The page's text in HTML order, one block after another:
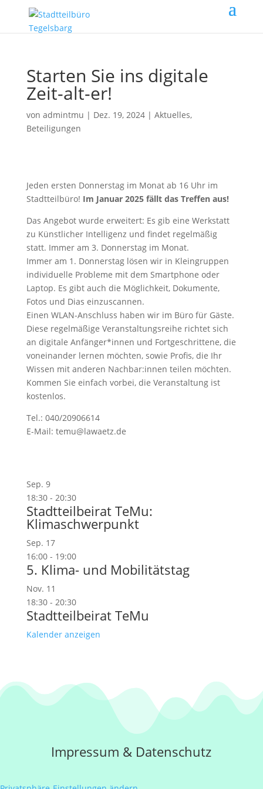
Starten Sie ins digitale
Zeit-alt-er!
von admintmu | Dez. 19, 2024| Aktuelles,
Beteiligungen
Jeden ersten Donnerstag im Monat ab 16 Uhr im
Stadtteilbüro! Im Januar 2025 fällt das Treffen aus!
Das Angebot wurde erweitert: Es gib eine Werkstatt
zu Künstlicher Intelligenz und findet regelmäßig
statt. Immer am 3. Donnerstag im Monat.
Immer am 1. Donnerstag lösen wir in Kleingruppen
individuelle Probleme mit dem Smartphone oder
Laptop. Es gibt auch die Möglichkeit, Dokumente,
Fotos und Dias einzuscannen.
Einen WLAN-Anschluss haben wir im Büro für Gäste.
Diese regelmäßige Veranstaltungsreihe richtet sich
an digitale Anfänger*innen und Fortgeschrittene, die
voneinander lernen möchten, sowie Profis, die Ihr
Wissen mit anderen Nachbar:innen teilen möchten.
Kommen Sie einfach vorbei, die Veranstaltung ist
kostenlos.
Tel.: 040/20906614
E-Mail: temu@lawaetz.de
Sep. 9
18:30- 20:30
Stadtteilbeirat TeMu:
Klimaschwerpunkt
Sep. 17
16:00- 19:00
5. Klima- und Mobilitätstag
Nov. 11
18:30- 20:30
Stadtteilbeirat TeMu
Kalender anzeigen
Impressum & Datenschutz